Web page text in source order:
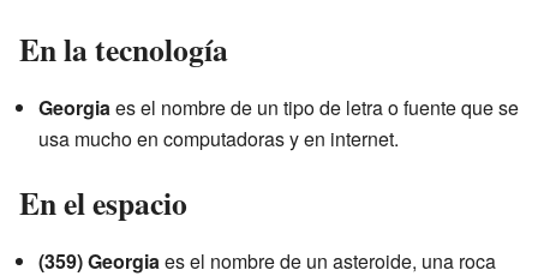
En la tecnología
Georgiaes el nombre de un tipo de letra o fuente que se
usa mucho en computadoras y en internet.
En el espacio
(359) Georgiaes el nombre de un asteroide, una roca